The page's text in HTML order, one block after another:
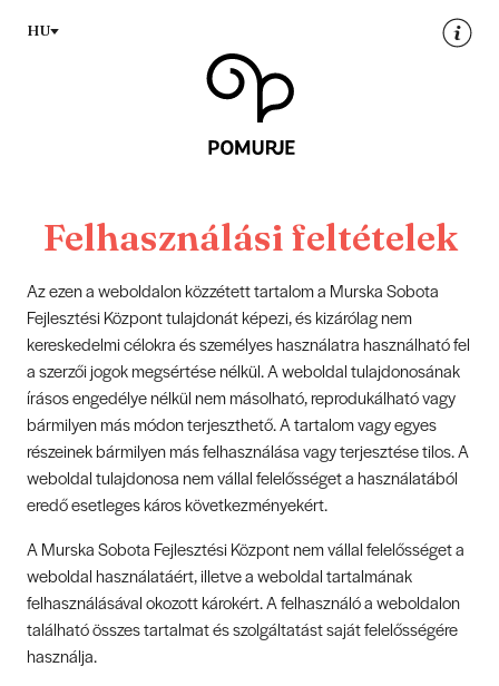
vsebino
HU
Felhasználási feltételek
Az ezen a weboldalon közzétett tartalom a Murska Sobota
Fejlesztési Központ tulajdonát képezi, és kizárólag nem
kereskedelmi célokra és személyes használatra használható fel
a szerzői jogok megsértése nélkül. A weboldal tulajdonosának
írásos engedélye nélkül nem másolható, reprodukálható vagy
bármilyen más módon terjeszthető. A tartalom vagy egyes
részeinek bármilyen más felhasználása vagy terjesztése tilos. A
weboldal tulajdonosa nem vállal felelősséget a használatából
eredő esetleges káros következményekért.
A Murska Sobota Fejlesztési Központ nem vállal felelősséget a
weboldal használatáért, illetve a weboldal tartalmának
felhasználásával okozott károkért. A felhasználó a weboldalon
található összes tartalmat és szolgáltatást saját felelősségére
használja.